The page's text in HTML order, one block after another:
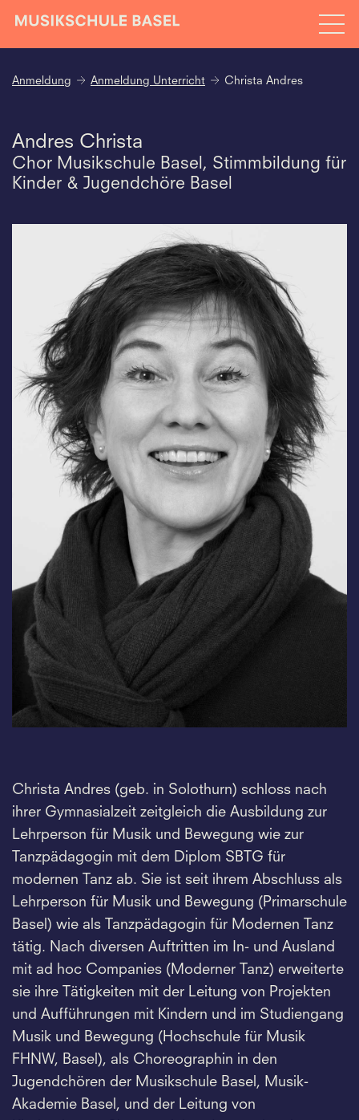
Anmeldung Anmeldung Unterricht Christa Andres
Andres Christa
Chor Musikschule Basel, Stimmbildung für
Kinder & Jugendchöre Basel
Christa Andres (geb. in Solothurn) schloss nach
ihrer Gymnasialzeit zeitgleich die Ausbildung zur
Lehrperson für Musik und Bewegung wie zur
Tanzpädagogin mit dem Diplom SBTG für
modernen Tanz ab. Sie ist seit ihrem Abschluss als
Lehrperson für Musik und Bewegung (Primarschule
Basel) wie als Tanzpädagogin für Modernen Tanz
tätig. Nach diversen Auftritten im In- und Ausland
mit ad hoc Companies (Moderner Tanz) erweiterte
sie ihre Tätigkeiten mit der Leitung von Projekten
und Aufführungen mit Kindern und im Studiengang
Musik und Bewegung (Hochschule für Musik
FHNW, Basel), als Choreographin in den
Jugendchören der Musikschule Basel, Musik-
Akademie Basel, und der Leitung von